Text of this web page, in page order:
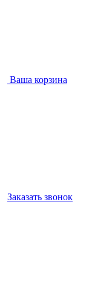
Ваша корзина
Заказать звонок